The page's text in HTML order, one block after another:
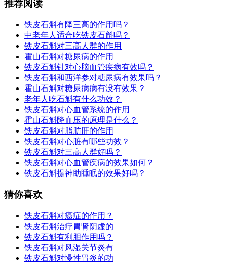
推荐阅读
铁皮石斛有降三高的作用吗？
中老年人适合吃铁皮石斛吗？
铁皮石斛对三高人群的作用
霍山石斛对糖尿病的作用
铁皮石斛针对心脑血管疾病有效吗？
铁皮石斛和西洋参对糖尿病有效果吗？
霍山石斛对糖尿病病有没有效果？
老年人吃石斛有什么功效？
铁皮石斛对心血管系统的作用
霍山石斛降血压的原理是什么？
铁皮石斛对脂肪肝的作用
铁皮石斛对心脏有哪些功效？
铁皮石斛对三高人群好吗？
铁皮石斛对心血管疾病的效果如何？
铁皮石斛提神助睡眠的效果好吗？
猜你喜欢
铁皮石斛对癌症的作用？
铁皮石斛治疗胃肾阴虚的
铁皮石斛有利胆作用吗？
铁皮石斛对风湿关节炎有
铁皮石斛对慢性胃炎的功